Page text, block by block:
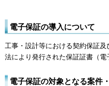
電子保証の導入について
工事・設計等における契約保証
法により発行された保証証書（電
電子保証の対象となる案件